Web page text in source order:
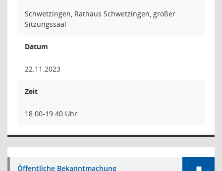
Schwetzingen, Rathaus Schwetzingen, großer
Sitzungssaal
Datum
22.11.2023
Zeit
18:00-19:40 Uhr
Öffentliche Bekanntmachung